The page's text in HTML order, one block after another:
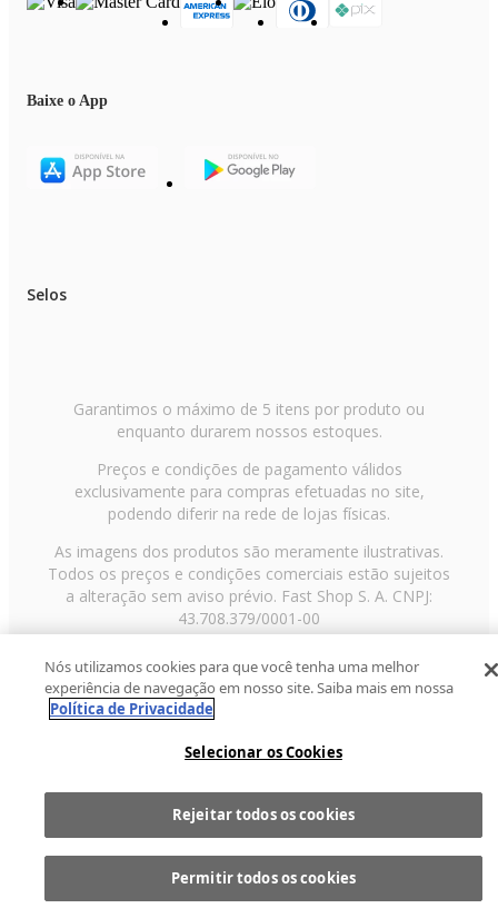
Comprar
Baixe o App
Selos
Garantimos o máximo de 5 itens por produto ou
enquanto durarem nossos estoques.
Preços e condições de pagamento válidos
exclusivamente para compras efetuadas no site,
podendo diferir na rede de lojas físicas.
As imagens dos produtos são meramente ilustrativas.
Todos os preços e condições comerciais estão sujeitos
a alteração sem aviso prévio. Fast Shop S. A. CNPJ:
43.708.379/0001-00
Avenida Zaki Narchi, nº 1650, sobreloja, Carandiru, São
Paulo/SP, CEP 02029-001, Telefone: 11 3003-3728 ©
2013 Fast Shop - Todos os direitos reservados
Nós utilizamos cookies para que você tenha uma melhor
experiência de navegação em nosso site. Saiba mais em nossa
Política de Privacidade
Selecionar os Cookies
Rejeitar todos os cookies
Permitir todos os cookies